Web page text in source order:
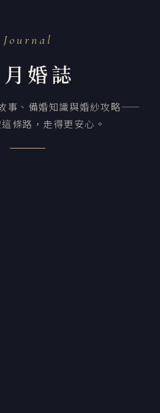
Journal
婚誌
事、備婚知識與婚紗攻略——
條路，走得更安心。